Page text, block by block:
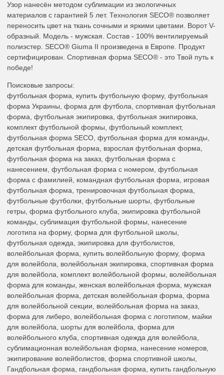
Узор нанесён методом сублимации из экологичных
материалов с гарантией 5 лет. Технология SECO® позволяет
переносить цвет на ткань сочными и яркими цветами. Ворот V-
образный. Модель - мужская. Состав - 100% вентилируемый
полиэстер. SECO® Giuma II произведена в Европе. Продукт
сертифицирован. Спортивная форма SECO® - это Твой путь к
победе!
Поисковые запросы:
футбольная форма, купить футбольную форму, футбольная
форма Украины, форма для футбола, спортивная футбольная
форма, футбольная экипировка, футбольная экипировка,
комплект футбольной формы, футбольный комплект,
футбольная форма SECO, футбольная форма для команды,
детская футбольная форма, взрослая футбольная форма,
футбольная форма на заказ, футбольная форма с
нанесением, футбольная форма с номером, футбольная
форма с фамилией, командная футбольная форма, игровая
футбольная форма, тренировочная футбольная форма,
футбольные футболки, футбольные шорты, футбольные
гетры, форма футбольного клуба, экипировка футбольной
команды, сублимация футбольной формы, нанесение
логотипа на форму, форма для футбольной школы,
футбольная одежда, экипировка для футболистов,
волейбольная форма, купить волейбольную форму, форма
для волейбола, волейбольная экипировка, спортивная форма
для волейбола, комплект волейбольной формы, волейбольная
форма для команды, женская волейбольная форма, мужская
волейбольная форма, детская волейбольная форма, форма
для волейбольной секции, волейбольная форма на заказ,
форма для либеро, волейбольная форма с логотипом, майки
для волейбола, шорты для волейбола, форма для
волейбольного клуба, спортивная одежда для волейбола,
сублимационная волейбольная форма, нанесение номеров,
экипирование волейболистов, форма спортивной школы,
Гандбольная форма, гандбольная форма, купить гандбольную